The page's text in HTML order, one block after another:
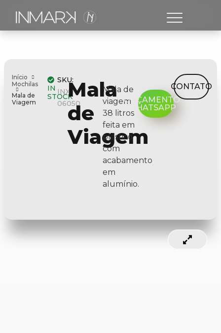
Início
Mochilas
Mala de
Viagem
IN
STOCK
SKU:
INX-
06050
Mala
de
Viagem
Mala de
viagem
38 litros
feita em
plástico
com
acabamento
em
alumínio.
ORÇAMENTO
WHATSAPP
CONTATO